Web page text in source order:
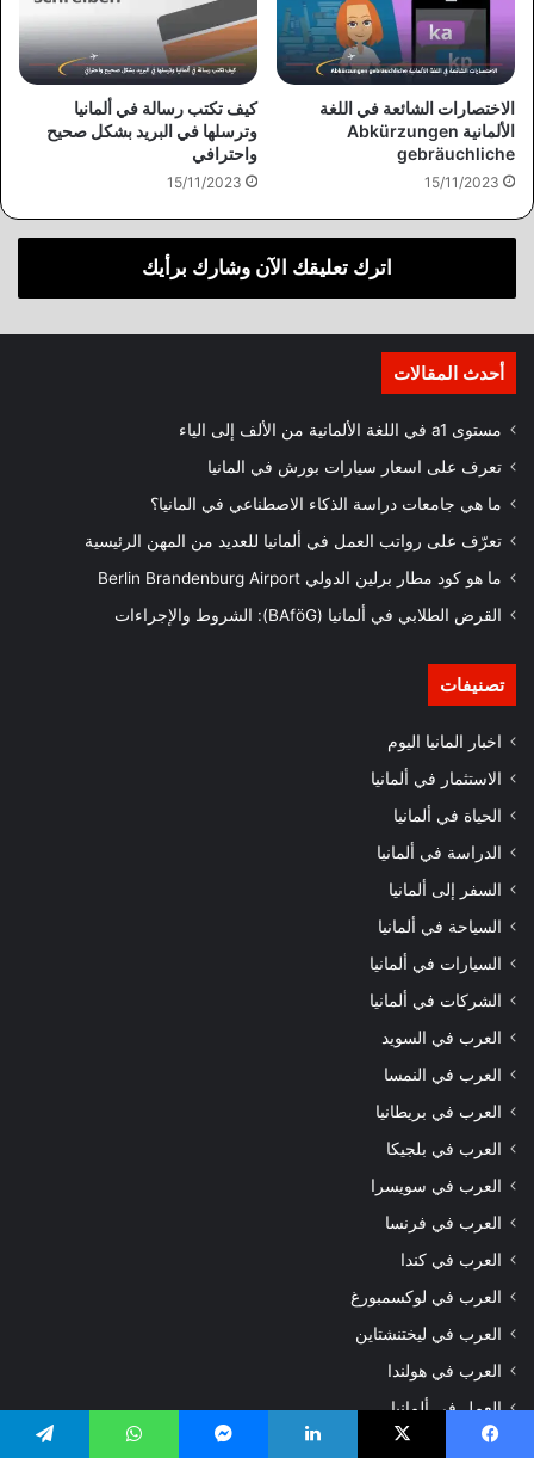
الاختصارات الشائعة في اللغة
الألمانية Abkürzungen
gebräuchliche
15/11/2023
كيف تكتب رسالة في ألمانيا
وترسلها في البريد بشكل صحيح
واحترافي
15/11/2023
اترك تعليقك الآن وشارك برأيك
أحدث المقالات
مستوى a1 في اللغة الألمانية من الألف إلى الياء
تعرف على اسعار سيارات بورش في المانيا
ما هي جامعات دراسة الذكاء الاصطناعي في المانيا؟
تعرّف على رواتب العمل في ألمانيا للعديد من المهن الرئيسية
ما هو كود مطار برلين الدولي Berlin Brandenburg Airport
القرض الطلابي في ألمانيا (BAföG): الشروط والإجراءات
تصنيفات
اخبار المانيا اليوم
الاستثمار في ألمانيا
الحياة في ألمانيا
الدراسة في ألمانيا
السفر إلى ألمانيا
السياحة في ألمانيا
السيارات في ألمانيا
الشركات في ألمانيا
العرب في السويد
العرب في النمسا
العرب في بريطانيا
العرب في بلجيكا
العرب في سويسرا
العرب في فرنسا
العرب في كندا
العرب في لوكسمبورغ
العرب في ليختنشتاين
العرب في هولندا
العمل في ألمانيا
الهجرة واللجوء في ألمانيا